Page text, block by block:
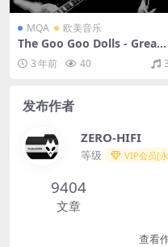
MQA 欧美音乐
The Goo Goo Dolls - Greate
st Hits Volume One - The Si
ngles（2007/FLAC/分轨/396
3 年前 40 3
发布作者
ZERO-HIFI
等级 VIP会员[
9404
文章
查看